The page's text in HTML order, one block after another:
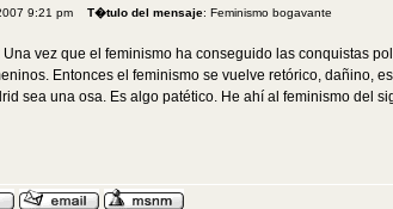
9:21 pm T�tulo del mensaje: Feminismo bogavante
Una vez que el feminismo ha conseguido las conquistas
Entonces el feminismo se vuelve retórico, dañino,
sea una osa. Es algo patético. He ahí al feminismo del